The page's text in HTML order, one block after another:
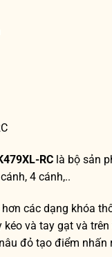
RC là bộ sản
4 cánh,..
các dạng khóa
và tay gạt và
đỏ tạo điểm